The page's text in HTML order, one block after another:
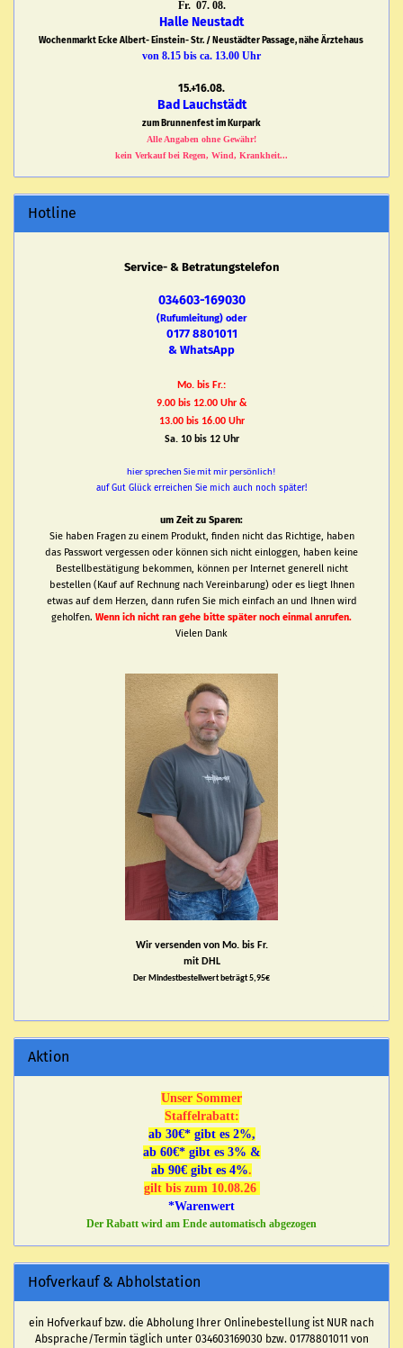
Fr. 07. 08.
Halle Neustadt
Wochenmarkt Ecke Albert- Einstein- Str. / Neustädter Passage, nähe Ärztehaus
von 8.15 bis ca. 13.00 Uhr
15.+16.08.
Bad Lauchstädt
zum Brunnenfest im Kurpark
Alle Angaben ohne Gewähr!
kein Verkauf bei Regen, Wind, Krankheit...
Hotline
Service- & Betratungstelefon
034603-169030
(Rufumleitung) oder
0177 8801011
& WhatsApp
Mo. bis Fr.:
9.00 bis 12.00 Uhr &
13.00 bis 16.00 Uhr
Sa. 10 bis 12 Uhr
hier sprechen Sie mit mir persönlich!
auf Gut Glück erreichen Sie mich auch noch später!
um Zeit zu Sparen:
Sie haben Fragen zu einem Produkt, finden nicht das Richtige, haben
das Passwort vergessen oder können sich nicht einloggen, haben keine
Bestellbestätigung bekommen, können per Internet generell nicht
bestellen (Kauf auf Rechnung nach Vereinbarung) oder es liegt Ihnen
etwas auf dem Herzen, dann rufen Sie mich einfach an und Ihnen wird
geholfen. Wenn ich nicht ran gehe bitte später noch einmal anrufen.
Vielen Dank
Wir versenden von Mo. bis Fr.
mit DHL
Der Mindestbestellwert beträgt 5,95€
Aktion
Unser Sommer
Staffelrabatt:
ab 30€* gibt es 2%,
ab 60€* gibt es 3% &
ab 90€ gibt es 4%.
gilt bis zum 10.08.26
*Warenwert
Der Rabatt wird am Ende automatisch abgezogen
Hofverkauf & Abholstation
ein Hofverkauf bzw. die Abholung Ihrer Onlinebestellung ist NUR nach
Absprache/Termin täglich unter 034603169030 bzw. 01778801011 von